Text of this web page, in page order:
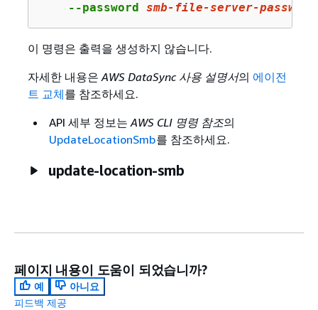
    --password
smb-file-server-password
이 명령은 출력을 생성하지 않습니다.
자세한 내용은AWS DataSync 사용 설명서의 에이전
트 교체를 참조하세요.
API 세부 정보는AWS CLI 명령 참조의
UpdateLocationSmb를 참조하세요.
update-location-smb
페이지 내용이 도움이 되었습니까?
예
아니요
피드백 제공